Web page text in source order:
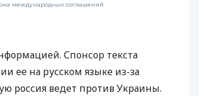
международных соглашений
Спонсор текста
ее на русском языке из-за
россия ведет против Украины.